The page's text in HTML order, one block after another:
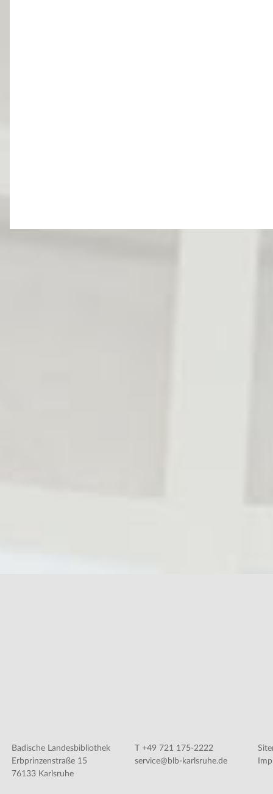
Badische Landesbibliothek
Erbprinzenstraße 15
76133 Karlsruhe
T +49 721 175-2222
service@blb-karlsruhe.de